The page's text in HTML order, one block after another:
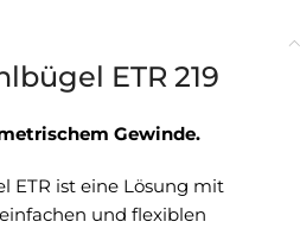
ETR 219
Gewinde.
ETR ist eine Lösung mit
und flexiblen